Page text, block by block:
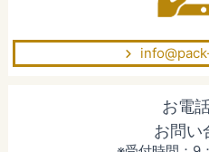
お電
お問い